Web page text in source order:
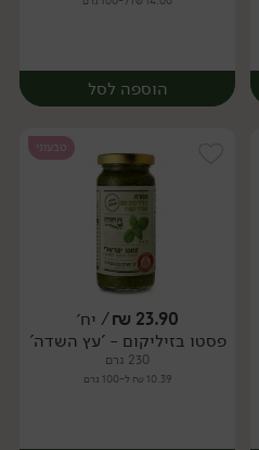
הוספה לסל
יח׳
טבעוני
23.90
₪/ יח׳
פסטו בזיליקום - 'עץ השדה'
230 גרם
10.39 ₪ ל-100 גרם